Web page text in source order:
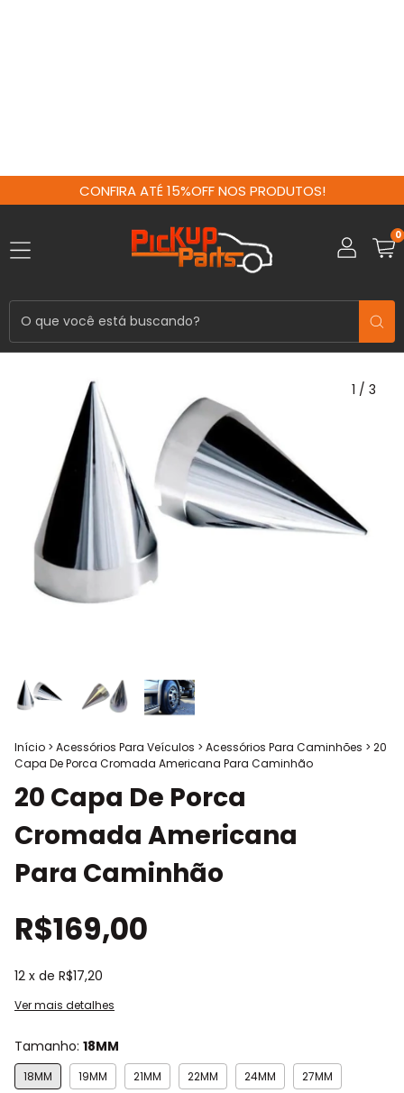
CONFIRA ATÉ 15%OFF NOS PRODUTOS!
0
1 / 3
Início > Acessórios Para Veículos > Acessórios Para Caminhões > 20
Capa De Porca Cromada Americana Para Caminhão
20 Capa De Porca
Cromada Americana
Para Caminhão
R$169,00
12 x de R$17,20
Ver mais detalhes
Tamanho: 18MM
18MM 19MM 21MM 22MM 24MM 27MM